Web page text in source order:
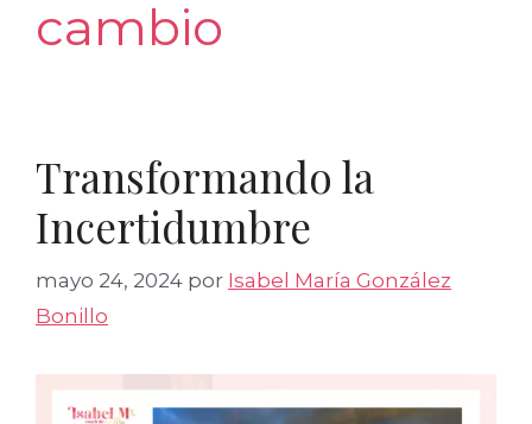
cambio
Transformando la
Incertidumbre
mayo 24, 2024 por Isabel María González
Bonillo